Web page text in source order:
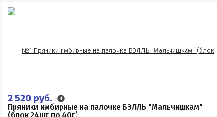
2 520 руб.
Пряники имбирные на палочке БЭЛЛЬ "Мальчишкам"
(блок 24шт по 40г)